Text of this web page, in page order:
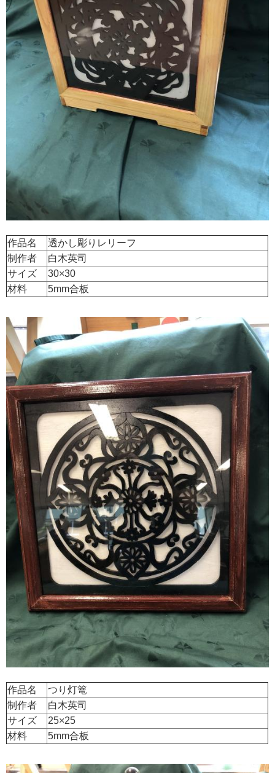
作品名
透かし彫りレリーフ
制作者
白木英司
サイズ
30×30
材料
5mm合板
作品名
つり灯篭
制作者
白木英司
サイズ
25×25
材料
5mm合板